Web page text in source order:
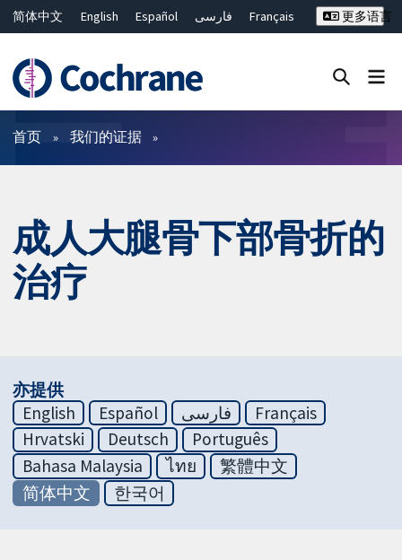
简体中文 English Español فارسی
Français
ไทย
繁體中文
更多语言
过滤
首页 我们的证据
成人大腿骨下部骨折的
治疗
亦提供
English
Español فارسی
Français
Hrvatski
Deutsch
Português
Bahasa Malaysia
ไทย
繁體中文
简体中文
한국어